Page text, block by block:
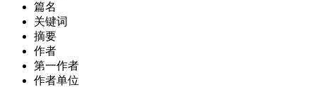
篇名
关键词
摘要
作者
第一作者
作者单位